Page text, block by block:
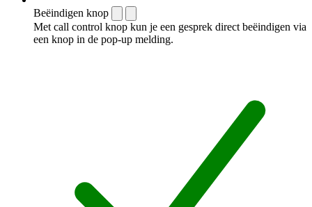
Beëindigen knop
Met call control knop kun je een gesprek direct beëindigen via
een knop in de pop-up melding.